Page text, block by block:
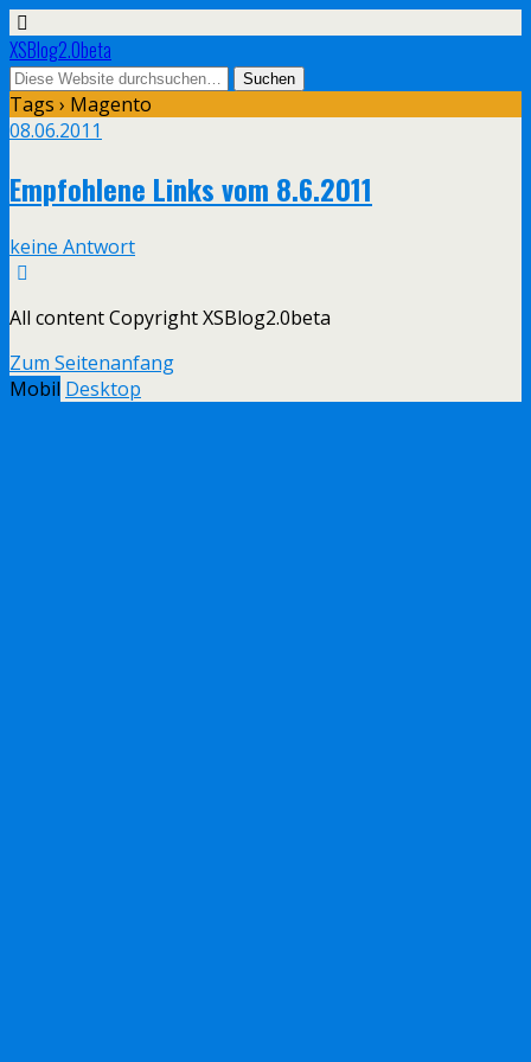
XSBlog2.0beta
Tags › Magento
08.06.2011
Empfohlene Links vom 8.6.2011
keine Antwort
All content Copyright XSBlog2.0beta
Zum Seitenanfang
Mobil Desktop